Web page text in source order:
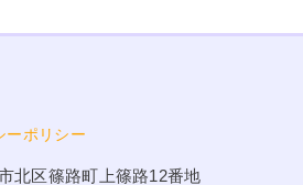
ーポリシー
北区篠路町上篠路12番地